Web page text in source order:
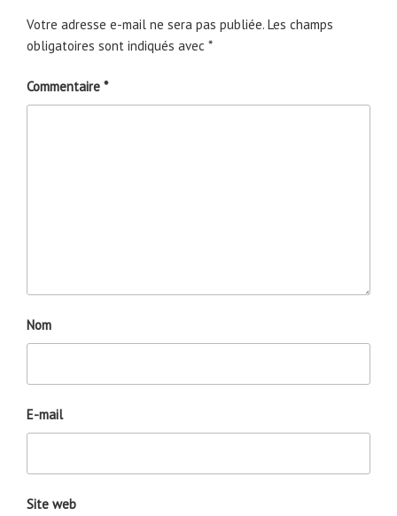
Votre adresse e-mail ne sera pas publiée. Les champs
obligatoires sont indiqués avec *
Commentaire *
Nom
E-mail
Site web